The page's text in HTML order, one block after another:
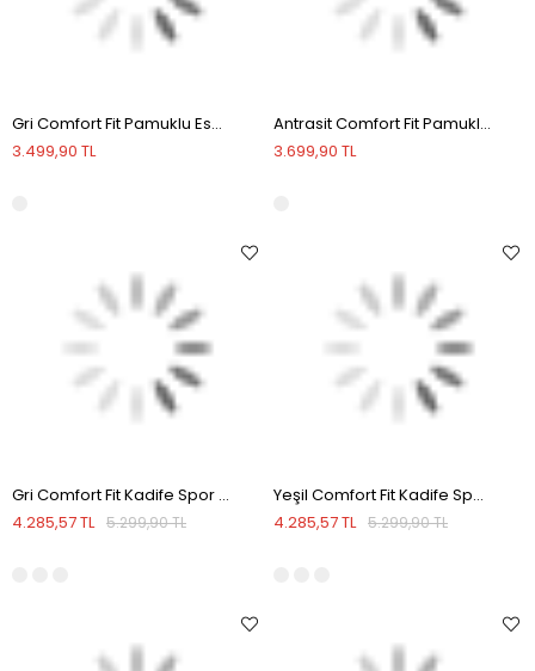
Gri Comfort Fit Pamuklu Esnek Jean Kot Pantolon
3.499,90 TL
Antrasit Comfort Fit Pamuklu Jean Kot Pantolon
3.699,90 TL
Gri Comfort Fit Kadife Spor Pantolon
4.285,57 TL 5.299,90 TL
Yeşil Comfort Fit Kadife Spor Pantolon
4.285,57 TL 5.299,90 TL